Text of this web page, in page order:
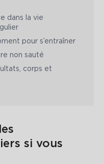
dans la vie
pour s’entraîner
non sauté
corps et
si vous